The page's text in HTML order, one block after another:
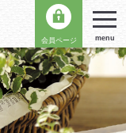
会員ページ menu